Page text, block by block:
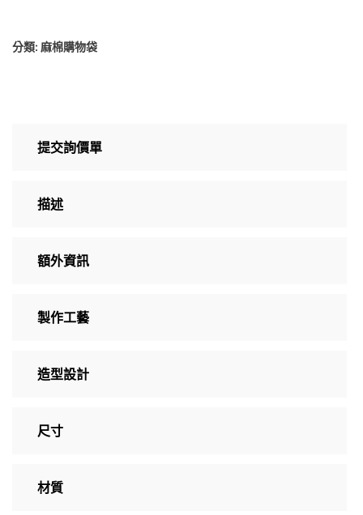
分類: 麻棉購物袋
提交詢價單
描述
額外資訊
製作工藝
造型設計
尺寸
材質